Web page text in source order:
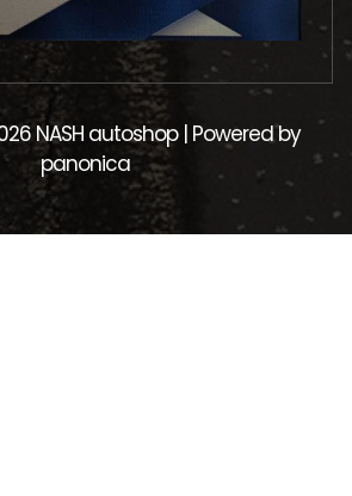
NASH autoshop | Powered by
panonica